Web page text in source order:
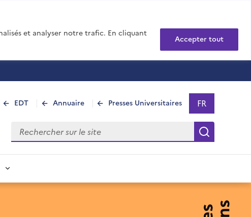
et analyser notre trafic. En cliquant
Accepter tout
EDT Annuaire Presses Universitaires Sélectionner
FR
- Français
Rechercher sur le site